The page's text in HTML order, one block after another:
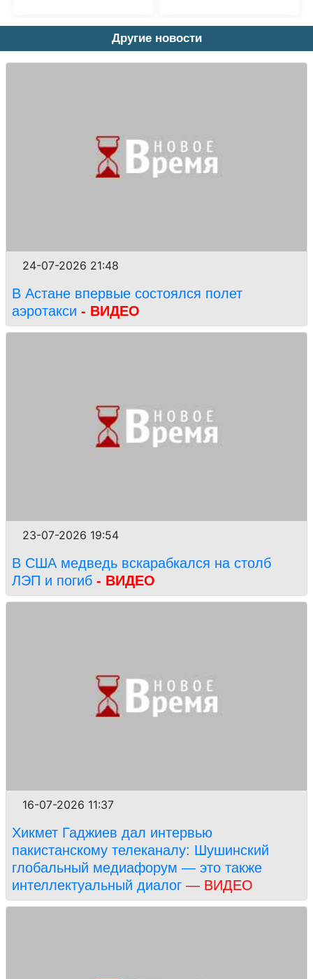
Другие новости
24-07-2026 21:48
В Астане впервые состоялся полет
аэротакси - ВИДЕО
23-07-2026 19:54
В США медведь вскарабкался на столб
ЛЭП и погиб - ВИДЕО
16-07-2026 11:37
Хикмет Гаджиев дал интервью
пакистанскому телеканалу: Шушинский
глобальный медиафорум — это также
интеллектуальный диалог — ВИДЕО